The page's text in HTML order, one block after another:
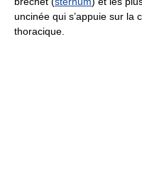
uncinée qui s’appuie sur la
thoracique.